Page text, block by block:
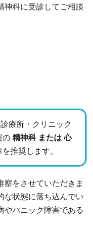
神科に受診してご相談
療所・クリニック
の 精神科 または 心
を推奨します。
察をさせていただきま
な状態に落ち込んでい
やパニック障害である